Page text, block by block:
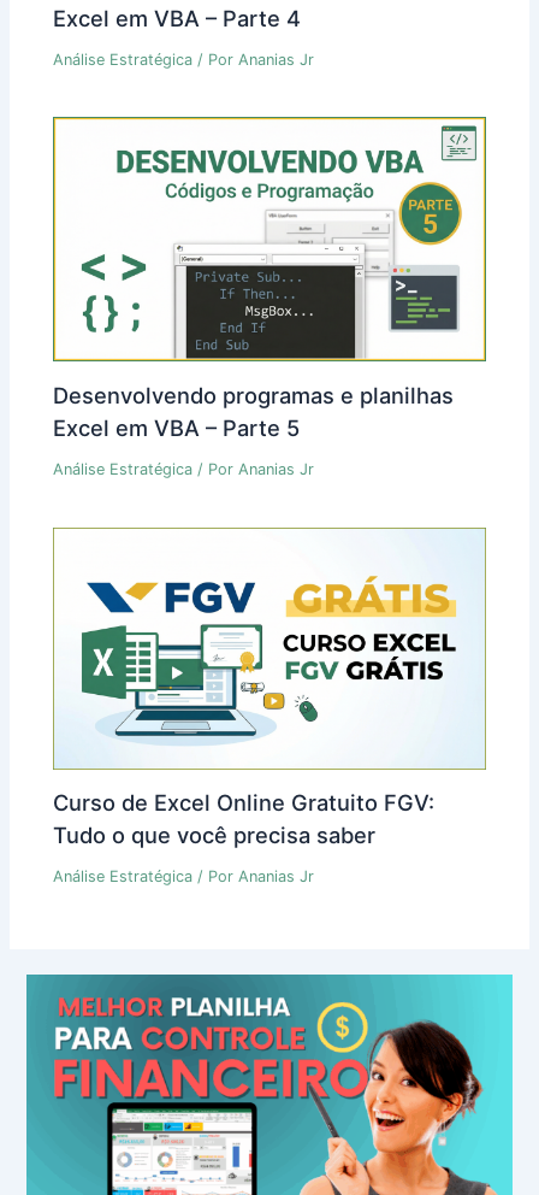
Excel em VBA – Parte 4
Análise Estratégica / PorAnanias Jr
Desenvolvendo programas e planilhas
Excel em VBA – Parte 5
Análise Estratégica / PorAnanias Jr
Curso de Excel Online Gratuito FGV:
Tudo o que você precisa saber
Análise Estratégica / PorAnanias Jr